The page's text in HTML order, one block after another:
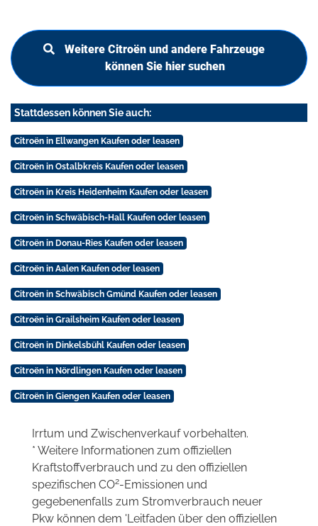
Weitere Citroën und andere Fahrzeuge
können Sie hier suchen
Stattdessen können Sie auch:
Citroën in Ellwangen Kaufen oder leasen
Citroën in Ostalbkreis Kaufen oder leasen
Citroën in Kreis Heidenheim Kaufen oder leasen
Citroën in Schwäbisch-Hall Kaufen oder leasen
Citroën in Donau-Ries Kaufen oder leasen
Citroën in Aalen Kaufen oder leasen
Citroën in Schwäbisch Gmünd Kaufen oder leasen
Citroën in Grailsheim Kaufen oder leasen
Citroën in Dinkelsbühl Kaufen oder leasen
Citroën in Nördlingen Kaufen oder leasen
Citroën in Giengen Kaufen oder leasen
Irrtum und Zwischenverkauf vorbehalten.
* Weitere Informationen zum offiziellen
Kraftstoffverbrauch und zu den offiziellen
spezifischen CO2-Emissionen und
gegebenenfalls zum Stromverbrauch neuer
Pkw können dem 'Leitfaden über den offiziellen